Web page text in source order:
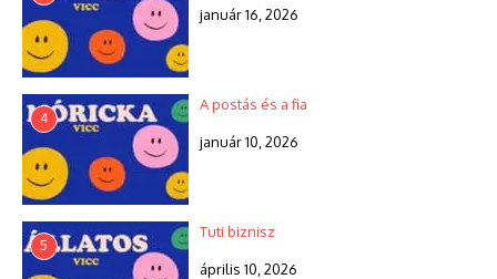
január 16, 2026
4
A postás és a fia
január 10, 2026
5
Tuti biznisz
április 10, 2026